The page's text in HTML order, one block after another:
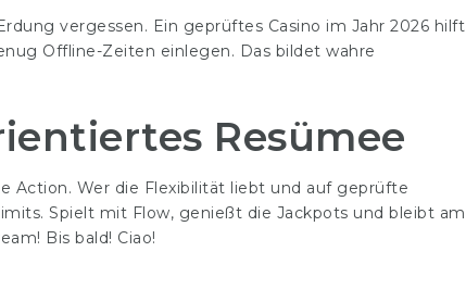
vergessen. Ein geprüftes Casino im Jahr 2026 hilft
Offline-Zeiten einlegen. Das bildet wahre
Resümee
Action. Wer die Flexibilität liebt und auf geprüfte
Spielt mit Flow, genießt die Jackpots und bleibt am
Bis bald! Ciao!